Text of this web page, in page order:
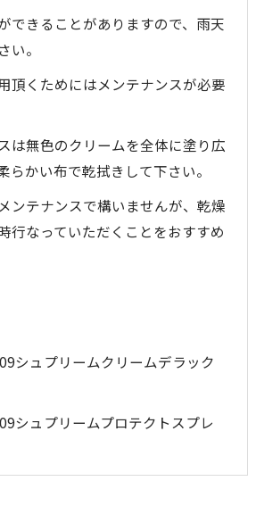
できることがありますので、雨天
い。
頂くためにはメンテナンスが必要
は無色のクリームを全体に塗り広
らかい布で乾拭きして下さい。
ンテナンスで構いませんが、乾燥
行なっていただくことをおすすめ
シュプリームクリームデラック
シュプリームプロテクトスプレ